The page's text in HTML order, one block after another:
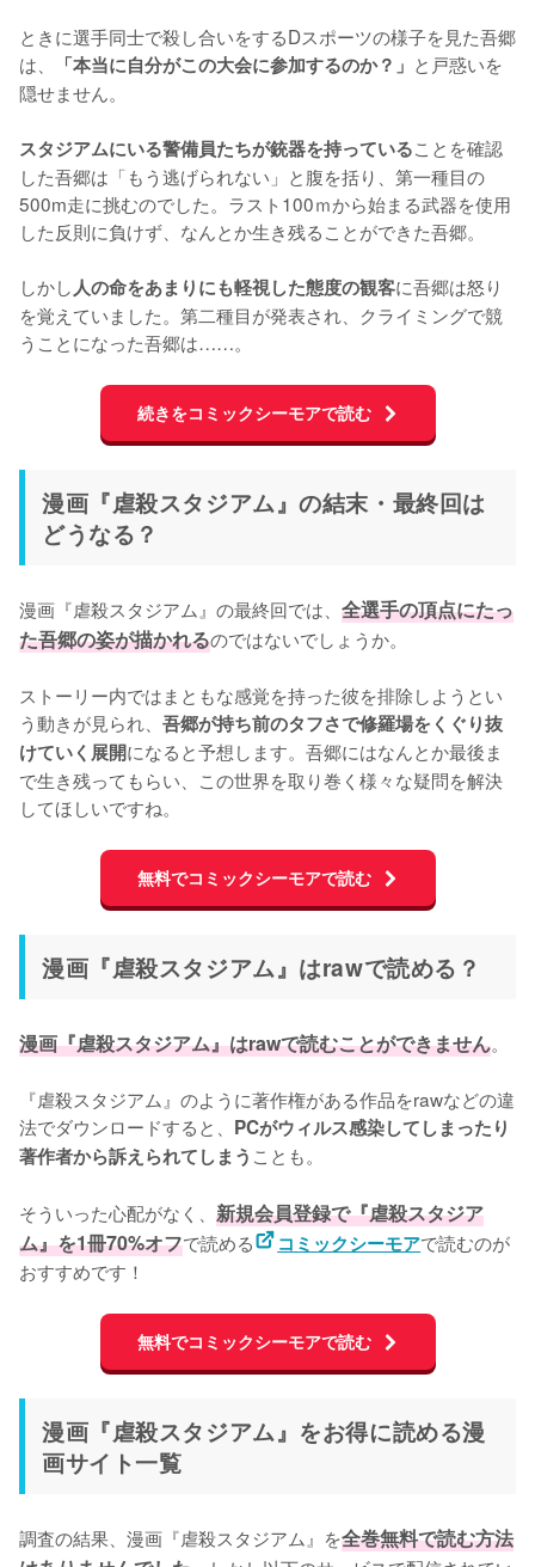
ときに選手同士で殺し合いをするDスポーツの様子を見た吾郷
は、
「本当に自分がこの大会に参加するのか？」 と戸惑いを
隠せません。
スタジアムにいる警備員たちが銃器を持っていることを確認
した吾郷は「もう逃げられない」と腹を括り、第一種目の
500m走に挑むのでした。ラスト100ｍから始まる武器を使用
した反則に負けず、なんとか生き残ることができた吾郷。
しかし人の命をあまりにも軽視した態度の観客に吾郷は怒り
を覚えていました。第二種目が発表され、クライミングで競
うことになった吾郷は……。
続きをコミックシーモアで読む
漫画『虐殺スタジアム』の結末・最終回は
どうなる？
漫画『虐殺スタジアム』の最終回では、 全選手の頂点にたっ
た吾郷の姿が描かれるのではないでしょうか。
ストーリー内ではまともな感覚を持った彼を排除しようとい
う動きが見られ、 吾郷が持ち前のタフさで修羅場をくぐり抜
けていく展開になると予想します。吾郷にはなんとか最後ま
で生き残ってもらい、この世界を取り巻く様々な疑問を解決
してほしいですね。
無料でコミックシーモアで読む
漫画『虐殺スタジアム』はrawで読める？
漫画『虐殺スタジアム』はrawで読むことができません。
『虐殺スタジアム』のように著作権がある作品をrawなどの違
法でダウンロードすると、 PCがウィルス感染してしまったり
著作者から訴えられてしまう ことも。
そういった心配がなく、 新規会員登録で『虐殺スタジア
ム』を1冊70%オフで読める コミックシーモアで読むのが
おすすめです！
無料でコミックシーモアで読む
漫画『虐殺スタジアム』をお得に読める漫
画サイト一覧
調査の結果、漫画『虐殺スタジアム』を全巻無料で読む方法